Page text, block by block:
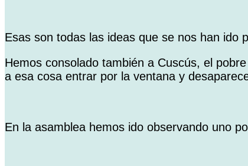
Esas son todas las ideas que se nos han ido
Hemos consolado también a Cuscús, el
a esa cosa entrar por la ventana y
En la asamblea hemos ido observando uno